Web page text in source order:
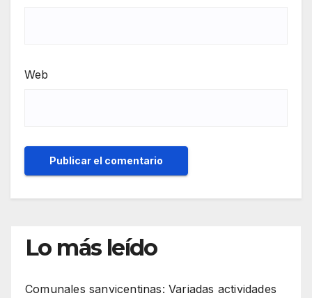
Web
Lo más leído
Comunales sanvicentinas: Variadas actividades